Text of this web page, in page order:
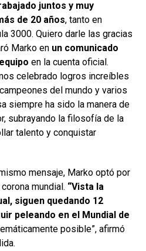
juntos y muy
de 20 años, tanto en
3000. Quiero darle las gracias
Marko en un comunicado
en la cuenta oficial.
celebrado logros increíbles
del mundo y varios
siempre ha sido la manera de
subrayando la filosofía de la
talento y conquistar
mensaje, Marko optó por
mundial. “Vista la
siguen quedando 12
peleando en el Mundial de
posible”, afirmó